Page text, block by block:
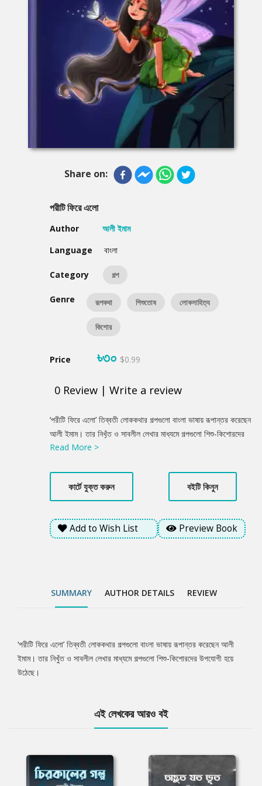
Share on:
পরীটি ফিরে এলো
Author
আলী ইমাম
Language
বাংলা
Category গল্প
Genre রূপকথা শিশুতোষ লোকসাহিত্য
কিশোর
Price ৳৩০ $0.99
0 Review | Write a review
Product
Summery
‘পরীটি ফিরে এলো’ তিব্বতী লোককথার গল্পগুলো বাংলা ভাষায় রূপান্তর করেছেন
আলী ইমাম। তার নিখুঁত ও সাবলীল লেখার মাধ্যমে গল্পগুলো শিশু-কিশোরদের
উপযোগী হয়ে উঠেছে।
Read More >
কার্টে যুক্ত করুন বইটি কিনুন
Add to Wish List Preview Book
SUMMARY AUTHOR DETAILS REVIEW
Tab
Article
‘পরীটি ফিরে এলো’ তিব্বতী লোককথার গল্পগুলো বাংলা ভাষায় রূপান্তর করেছেন আলী
ইমাম। তার নিখুঁত ও সাবলীল লেখার মাধ্যমে গল্পগুলো শিশু-কিশোরদের উপযোগী হয়ে
উঠেছে।
এই লেখকের আরও বই